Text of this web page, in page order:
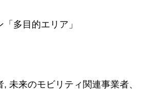
多目的エリア」
未来のモビリティ関連事業者、